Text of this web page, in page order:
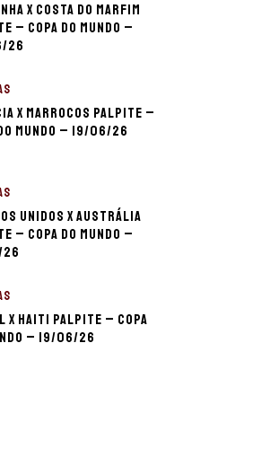
x Costa do Marfim
– Copa do Mundo –
26
x Marrocos palpite –
Mundo – 19/06/26
Unidos x Austrália
– Copa do Mundo –
x Haiti palpite – Copa
– 19/06/26